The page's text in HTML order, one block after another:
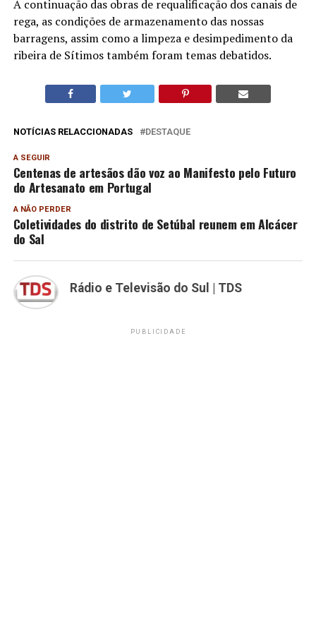
A continuação das obras de requalificação dos canais de
rega, as condições de armazenamento das nossas
barragens, assim como a limpeza e desimpedimento da
ribeira de Sítimos também foram temas debatidos.
NOTÍCIAS RELACCIONADAS DESTAQUE
A SEGUIR
Centenas de artesãos dão voz ao Manifesto pelo Futuro
do Artesanato em Portugal
A NÃO PERDER
Coletividades do distrito de Setúbal reunem em Alcácer
do Sal
Rádio e Televisão do Sul | TDS
PUBLICIDADE